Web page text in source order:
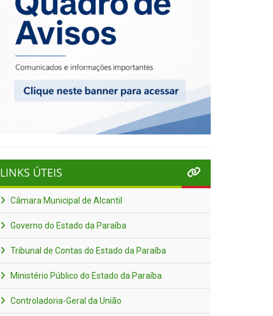
LINKS ÚTEIS
Câmara Municipal de Alcantil
Governo do Estado da Paraíba
Tribunal de Contas do Estado da Paraíba
Ministério Público do Estado da Paraíba
Controladoria-Geral da União